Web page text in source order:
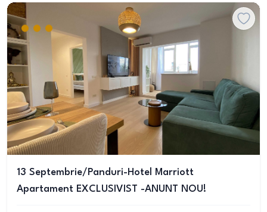
13 Septembrie/Panduri-Hotel Marriott
Apartament EXCLUSIVIST -ANUNT NOU!